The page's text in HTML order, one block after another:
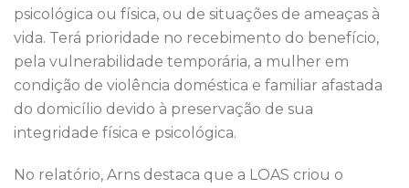
psicológica ou física, ou de situações de ameaças à
vida. Terá prioridade no recebimento do benefício,
pela vulnerabilidade temporária, a mulher em
condição de violência doméstica e familiar afastada
do domicílio devido à preservação de sua
integridade física e psicológica.
No relatório, Arns destaca que a LOAS criou o